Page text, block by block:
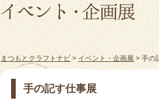
まつもとクラフトナビ > イベント・企画展> 手の
手の記す仕事展